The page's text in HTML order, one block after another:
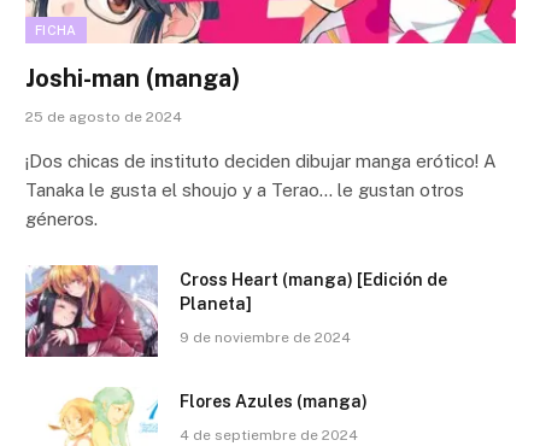
FICHA
Joshi-man (manga)
25 de agosto de 2024
¡Dos chicas de instituto deciden dibujar manga erótico! A
Tanaka le gusta el shoujo y a Terao… le gustan otros
géneros.
Cross Heart (manga) [Edición de
Planeta]
9 de noviembre de 2024
Flores Azules (manga)
4 de septiembre de 2024